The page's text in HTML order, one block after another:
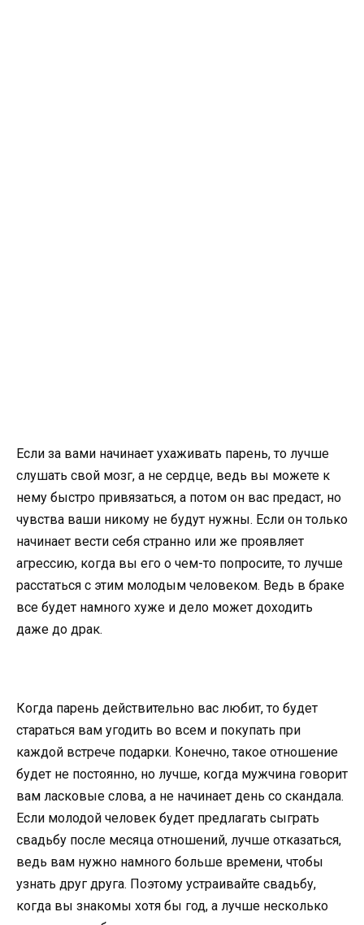
Если за вами начинает ухаживать парень, то лучше
слушать свой мозг, а не сердце, ведь вы можете к
нему быстро привязаться, а потом он вас предаст, но
чувства ваши никому не будут нужны. Если он только
начинает вести себя странно или же проявляет
агрессию, когда вы его о чем-то попросите, то лучше
расстаться с этим молодым человеком. Ведь в браке
все будет намного хуже и дело может доходить
даже до драк.
Когда парень действительно вас любит, то будет
стараться вам угодить во всем и покупать при
каждой встрече подарки. Конечно, такое отношение
будет не постоянно, но лучше, когда мужчина говорит
вам ласковые слова, а не начинает день со скандала.
Если молодой человек будет предлагать сыграть
свадьбу после месяца отношений, лучше отказаться,
ведь вам нужно намного больше времени, чтобы
узнать друг друга. Поэтому устраивайте свадьбу,
когда вы знакомы хотя бы год, а лучше несколько